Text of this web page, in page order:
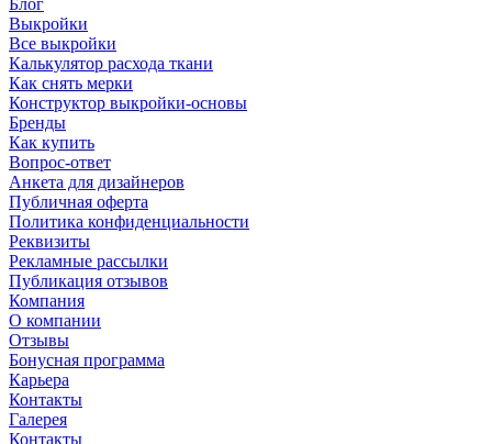
Блог
Выкройки
Все выкройки
Калькулятор расхода ткани
Как снять мерки
Конструктор выкройки-основы
Бренды
Как купить
Вопрос-ответ
Анкета для дизайнеров
Публичная оферта
Политика конфиденциальности
Реквизиты
Рекламные рассылки
Публикация отзывов
Компания
О компании
Отзывы
Бонусная программа
Карьера
Контакты
Галерея
Контакты